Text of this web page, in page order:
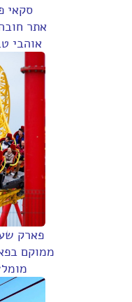
סקאי
אתר
אוהבי
פארק
ממוקם